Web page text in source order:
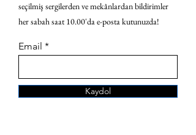
seçilmiş sergilerden ve mekânlardan bildirimler
her sabah saat 10.00'da e-posta kutunuzda!
Email
Kaydol